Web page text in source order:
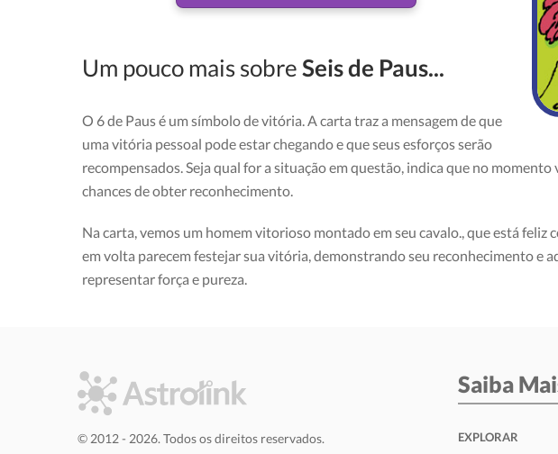
Um pouco mais sobreSeis de Paus...
O 6 de Paus é um símbolo de vitória. A carta traz a mensagem de que
uma vitória pessoal pode estar chegando e que seus esforços serão
recompensados. Seja qual for a situação em questão, indica que no momento
chances de obter reconhecimento.
Na carta, vemos um homem vitorioso montado em seu cavalo., que está feliz
em volta parecem festejar sua vitória, demonstrando seu reconhecimento e
representar força e pureza.
Saiba
EXPLORAR
© 2012 - 2026. Todos os direitos reservados.